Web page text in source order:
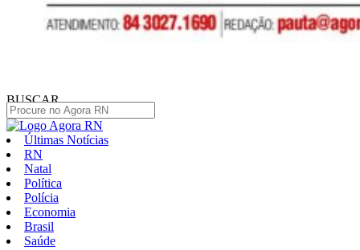
BUSCAR
Últimas Notícias
RN
Natal
Política
Polícia
Economia
Brasil
Saúde